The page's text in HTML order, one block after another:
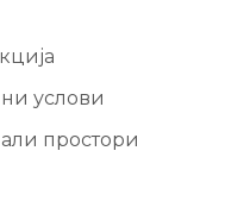
услови
простори